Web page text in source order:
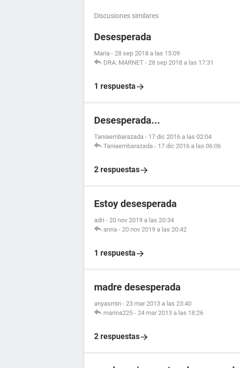
Discusiones similares
Desesperada
Maria - 28 sep 2018 a las 15:09
DRA. MARNET - 28 sep 2018 a las 17:31
1 respuesta
Desesperada...
Taniaembarazada - 17 dic 2016 a las 02:04
Taniaembarazada - 17 dic 2016 a las 06:06
2 respuestas
Estoy desesperada
adri - 20 nov 2019 a las 20:34
anna - 20 nov 2019 a las 20:42
1 respuesta
madre desesperada
anyasmin - 23 mar 2013 a las 23:40
marina225 - 24 mar 2013 a las 18:26
2 respuestas